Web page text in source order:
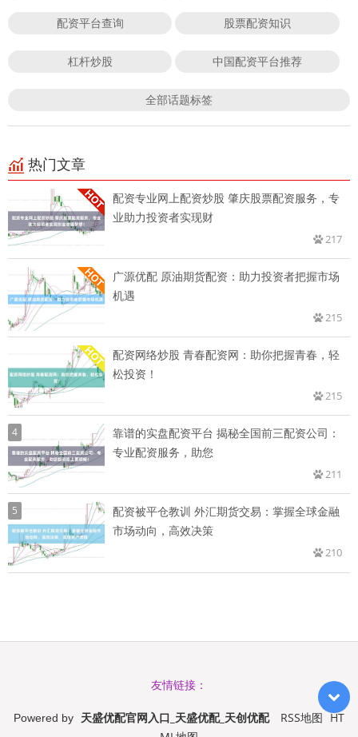
配资平台查询 股票配资知识
杠杆炒股 中国配资平台推荐
全部话题标签
热门文章
配资专业网上配资炒股 肇庆股票配资服务，专
业助力投资者实现财
217
广源优配 原油期货配资：助力投资者把握市场
机遇
215
配资网络炒股 青春配资网：助你把握青春，轻
松投资！
215
4
靠谱的实盘配资平台 揭秘全国前三配资公司：
专业配资服务，助您
211
5
配资被平仓教训 外汇期货交易：掌握全球金融
市场动向，高效决策
210
友情链接：
Powered by 天盛优配官网入口_天盛优配_天创优配 RSS地图 HT